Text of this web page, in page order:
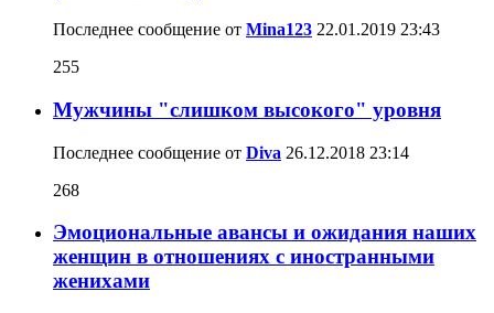
Последнее сообщение от Mina123 22.01.2019 23:43
255
Мужчины "слишком высокого" уровня
Последнее сообщение от Diva 26.12.2018 23:14
268
Эмоциональные авансы и ожидания наших
женщин в отношениях с иностранными
женихами